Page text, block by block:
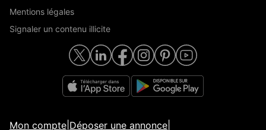
Mentions légales
Signaler un contenu illicite
Mon compte Déposer une annonce